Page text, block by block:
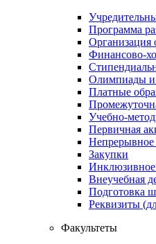
Программа
Организация
Финансово-
Олимпиады и
Платные
Учебно-
Первичная
Непрерывное
Закупки
Инклюзивное
Внеучебная
Подготовка
Реквизиты
Факультеты